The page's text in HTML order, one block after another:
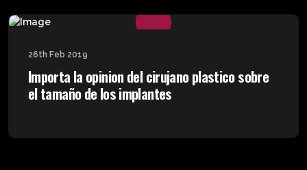
26th Feb 2019
Importa la opinion del cirujano plastico sobre
el tamaño de los implantes